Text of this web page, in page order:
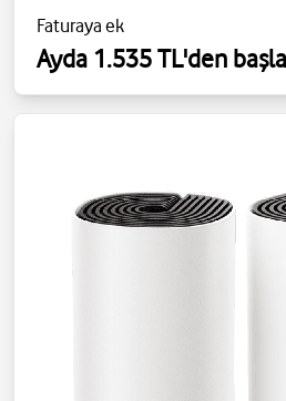
Faturaya ek
Ayda 1.535 TL'den